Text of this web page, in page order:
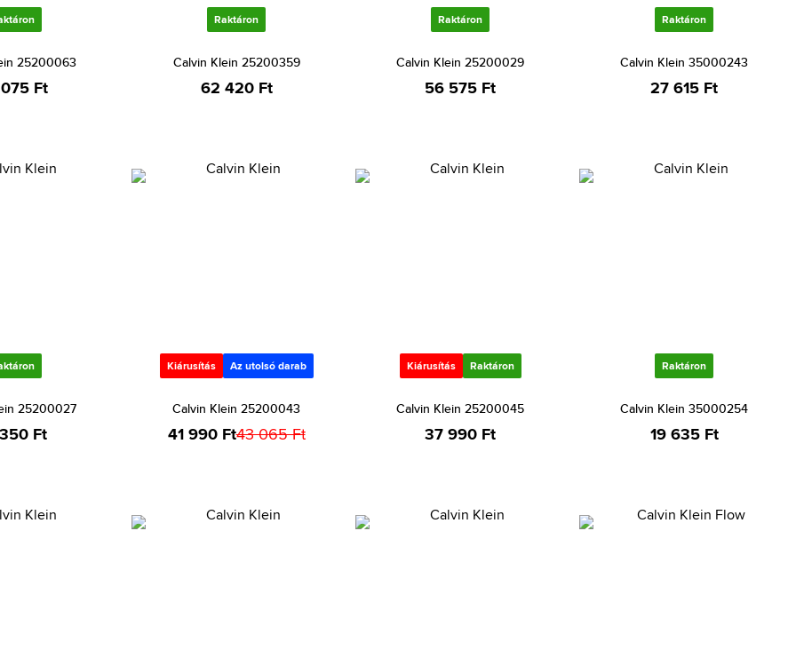
25200063
Ft
Raktáron
Calvin Klein 25200359
62 420 Ft
Raktáron
Calvin Klein 25200029
56 575 Ft
Raktáron
Calvin Klein 35000243
27 615 Ft
25200027
Ft
Kiárusítás Az utolsó darab
Calvin Klein 25200043
41 990 Ft43 065 Ft
Kiárusítás Raktáron
Calvin Klein 25200045
37 990 Ft
Raktáron
Calvin Klein 35000254
19 635 Ft